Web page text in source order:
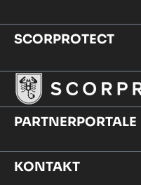
SCORPROTECT
PARTNERPORTALE
KONTAKT